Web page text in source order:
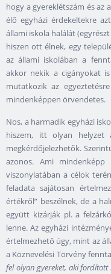
hogy a gyereklétszám és az
élő egyházi érdekeltekre
állami iskola halálát
hiszen ott élnek, egy
az állami iskolában a
akkor nekik a cigányokat
mutatkozik az
mindenképpen örvendetes.
Nos, a harmadik egyházi
hiszem, itt olyan
megkérdőjelezhetők.
azonos. Ami
viszonylatában a célok
feladata sajátosan
értékről” beszélnek, de a
együtt kizárják pl. a
lenne. Az egyházi
értelmezhető úgy, mint az
a Köznevelési Törvény
fel olyan gyereket, aki fordított